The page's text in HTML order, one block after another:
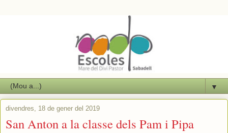
▼
divendres, 18 de gener del 2019
San Anton a la classe dels Pam i Pipa